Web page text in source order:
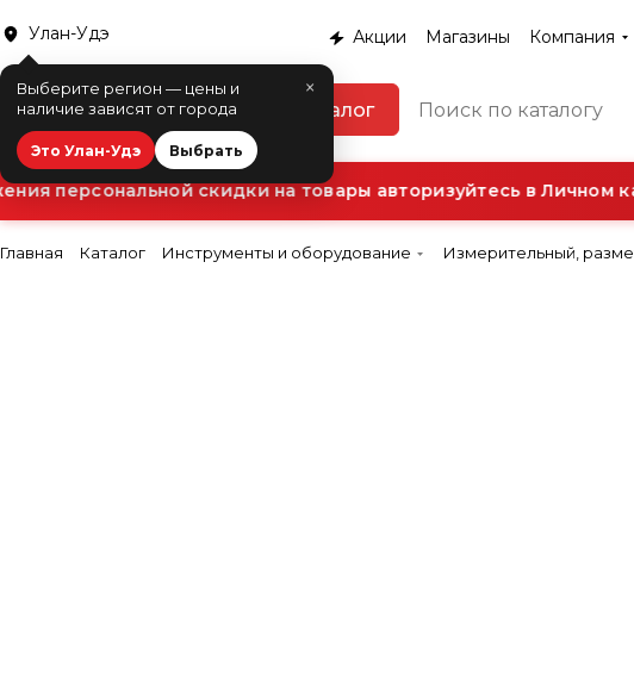
Улан-Удэ
×
Выберите регион — цены и
наличие зависят от города
Это Улан-Удэ Выбрать
Акции Магазины Компания
Каталог
персональной скидки на товары авторизуйтесь в Личном
Главная Каталог Инструменты и оборудование Измерительный,